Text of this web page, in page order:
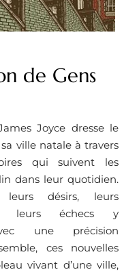
de Gens
Joyce dresse le
ville natale à travers
qui suivent les
dans leur quotidien.
leurs désirs, leurs
leurs échecs y
une précision
ces nouvelles
vivant d’une ville,